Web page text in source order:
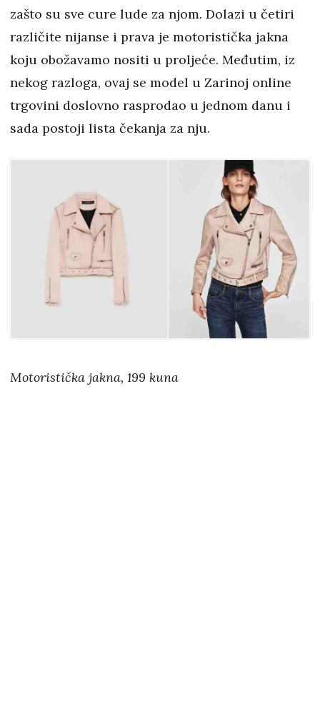
zašto su sve cure lude za njom. Dolazi u četiri
različite nijanse i prava je motoristička jakna
koju obožavamo nositi u proljeće. Međutim, iz
nekog razloga, ovaj se model u Zarinoj online
trgovini doslovno rasprodao u jednom danu i
sada postoji lista čekanja za nju.
Motoristička jakna, 199 kuna